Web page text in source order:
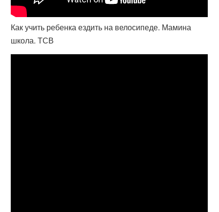
Как учить ребенка ездить на велосипеде. Мамина
школа. ТСВ